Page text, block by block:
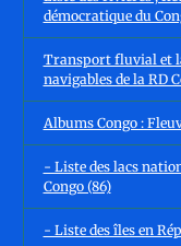
démocratique du
Transport fluvial et
navigables de la RD
Albums Congo :
- Liste des lacs
Congo (86)
- Liste des îles en